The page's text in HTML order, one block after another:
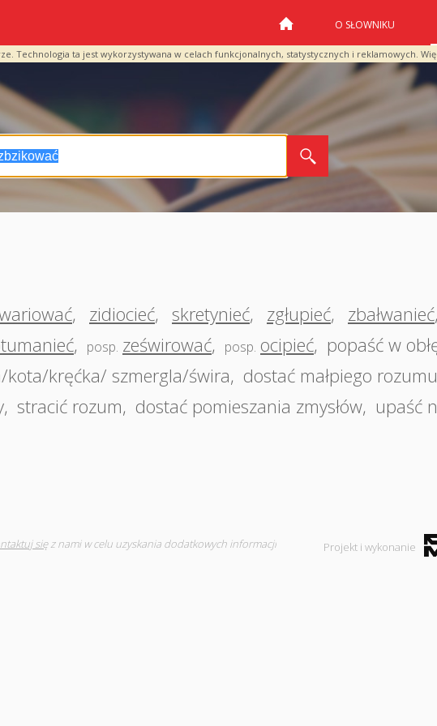
Technologia ta jest wykorzystywana w celach funkcjonalnych, statystycznych i reklamowych.
O SŁOWNIKU
, zidiocieć, skretynieć, zgłupieć, zbałwanieć,
, posp. ześwirować, posp. ocipieć, popaść w
kręćka/ szmergla/świra, dostać małpiego rozumu
, stracić rozum, dostać pomieszania zmysłów, upaść
sięz nami w celu uzyskania dodatkowych informacji Projekt i wykonanie